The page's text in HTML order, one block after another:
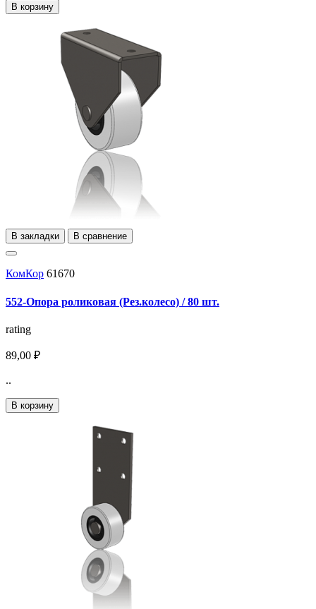
В корзину
В закладки В сравнение
КомКор 61670
552-Опора роликовая (Рез.колесо) / 80 шт.
rating
89,00 ₽
..
В корзину